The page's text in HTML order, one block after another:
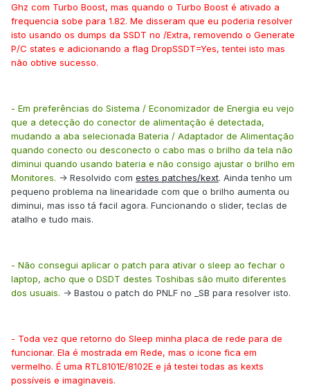
Ghz com Turbo Boost, mas quando o Turbo Boost é ativado a
frequencia sobe para 1.82. Me disseram que eu poderia resolver
isto usando os dumps da SSDT no /Extra, removendo o Generate
P/C states e adicionando a flag DropSSDT=Yes, tentei isto mas
não obtive sucesso.
- Em preferências do Sistema / Economizador de Energia eu vejo
que a detecção do conector de alimentação é detectada,
mudando a aba selecionada Bateria / Adaptador de Alimentação
quando conecto ou desconecto o cabo mas o brilho da tela não
diminui quando usando bateria e não consigo ajustar o brilho em
Monitores. -> Resolvido com estes patches/kext. Ainda tenho um
pequeno problema na linearidade com que o brilho aumenta ou
diminui, mas isso tá facil agora. Funcionando o slider, teclas de
atalho e tudo mais.
- Não consegui aplicar o patch para ativar o sleep ao fechar o
laptop, acho que o DSDT destes Toshibas são muito diferentes
dos usuais. -> Bastou o patch do PNLF no _SB para resolver isto.
- Toda vez que retorno do Sleep minha placa de rede para de
funcionar. Ela é mostrada em Rede, mas o icone fica em
vermelho. É uma RTL8101E/8102E e já testei todas as kexts
possíveis e imaginaveis.